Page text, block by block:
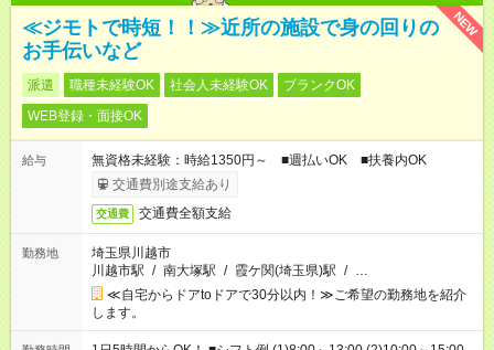
NEW
≪ジモトで時短！！≫近所の施設で身の回りの
お手伝いなど
派遣 職種未経験OK 社会人未経験OK
ブランクOK
WEB登録・面接OK
給与
無資格未経験：時給1350円～ ■週払いOK ■扶養内OK
交通費別途支給あり
交通費 交通費全額支給
勤務地
埼玉県川越市
川越市駅 / 南大塚駅 / 霞ケ関(埼玉県)駅 / …
≪自宅からドアtoドアで30分以内！≫ご希望の勤務地を紹介
します。